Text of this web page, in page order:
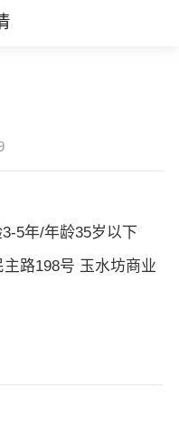
5年/年龄35岁以下
路198号 玉水坊商业